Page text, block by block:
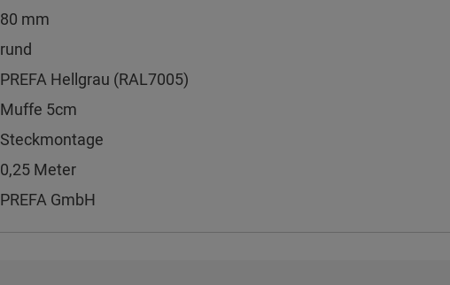
80 mm
rund
PREFA Hellgrau (RAL7005)
Muffe 5cm
Steckmontage
0,25 Meter
PREFA GmbH